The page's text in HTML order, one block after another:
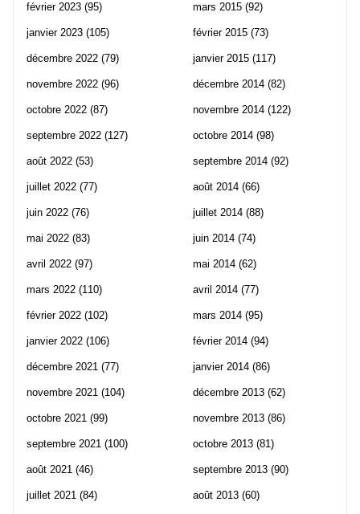
février 2023 (95)
janvier 2023 (105)
décembre 2022 (79)
novembre 2022 (96)
octobre 2022 (87)
septembre 2022 (127)
août 2022 (53)
juillet 2022 (77)
juin 2022 (76)
mai 2022 (83)
avril 2022 (97)
mars 2022 (110)
février 2022 (102)
janvier 2022 (106)
décembre 2021 (77)
novembre 2021 (104)
octobre 2021 (99)
septembre 2021 (100)
août 2021 (46)
juillet 2021 (84)
mars 2015 (92)
février 2015 (73)
janvier 2015 (117)
décembre 2014 (82)
novembre 2014 (122)
octobre 2014 (98)
septembre 2014 (92)
août 2014 (66)
juillet 2014 (88)
juin 2014 (74)
mai 2014 (62)
avril 2014 (77)
mars 2014 (95)
février 2014 (94)
janvier 2014 (86)
décembre 2013 (62)
novembre 2013 (86)
octobre 2013 (81)
septembre 2013 (90)
août 2013 (60)